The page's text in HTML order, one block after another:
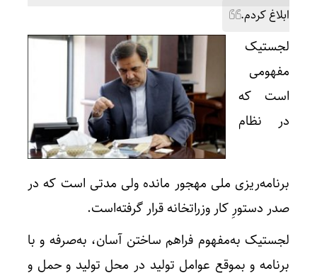
ابلاغ کردم.
لجستیک
مفهومی
است که
در نظام
برنامه‌ریزی ملی مهجور مانده ولی مدتی است که در
صدر دستورِ کار وزراتخانه قرار گرفته‌است.
لجستیک به‌مفهوم فراهم ساختن آسان، به‌صرفه و با
برنامه و بموقع عوامل تولید در محل تولید و حمل و